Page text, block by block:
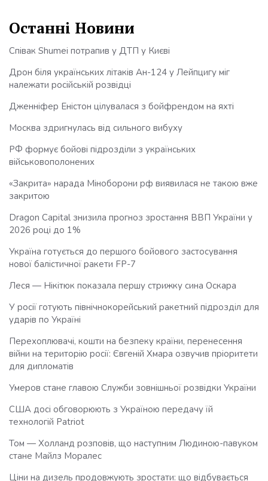
Останні Новини
Співак Shumei потрапив у ДТП у Києві
Дрон біля українських літаків Ан-124 у Лейпцигу міг
належати російській розвідці
Дженніфер Еністон цілувалася з бойфрендом на яхті
Москва здригнулась від сильного вибуху
РФ формує бойові підрозділи з українських
військовополонених
«Закрита» нарада Міноборони рф виявилася не такою вже
закритою
Dragon Capital знизила прогноз зростання ВВП України у
2026 році до 1%
Україна готується до першого бойового застосування
нової балістичної ракети FP-7
Леся — Нікітюк показала першу стрижку сина Оскара
У росії готують північнокорейський ракетний підрозділ для
ударів по Україні
Перехоплювачі, кошти на безпеку країни, перенесення
війни на територію росії: Євгеній Хмара озвучив пріоритети
для дипломатів
Умеров стане главою Служби зовнішньої розвідки України
США досі обговорюють з Україною передачу їй
технологій Patriot
Том — Холланд розповів, що наступним Людиною-павуком
стане Майлз Моралес
Ціни на дизель продовжують зростати: що відбувається